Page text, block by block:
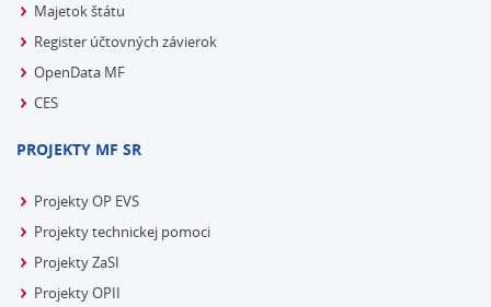
Majetok štátu
Register účtovných závierok
OpenData MF
CES
PROJEKTY MF SR
Projekty OP EVS
Projekty technickej pomoci
Projekty ZaSI
Projekty OPII